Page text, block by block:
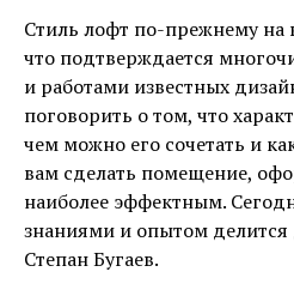
Стиль лофт по-прежнему на
что подтверждается
и работами известных
поговорить о том, что
чем можно его сочетать и
вам сделать помещение,
наиболее эффектным.
знаниями и опытом делится
Степан Бугаев.